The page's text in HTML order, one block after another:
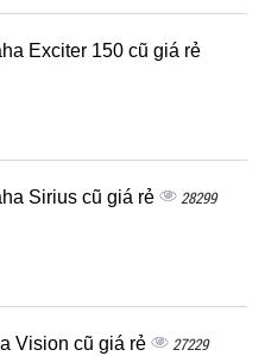
Exciter 150 cũ giá rẻ
Sirius cũ giá rẻ 28299
Vision cũ giá rẻ 27229